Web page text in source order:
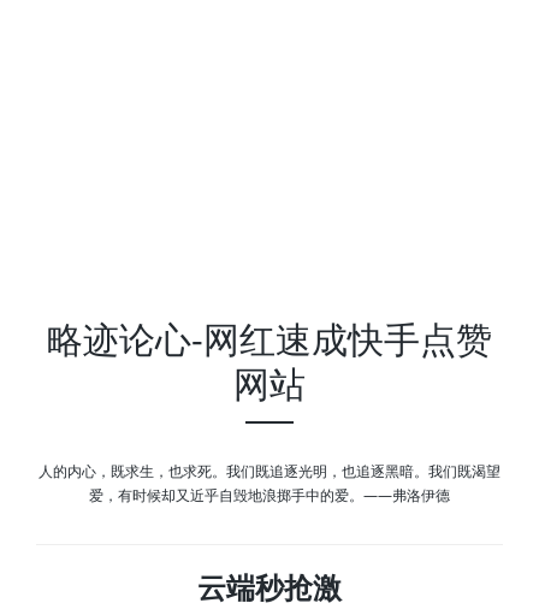
略迹论心-网红速成快手点赞
网站
人的内心，既求生，也求死。我们既追逐光明，也追逐黑暗。我们既渴望
爱，有时候却又近乎自毁地浪掷手中的爱。——弗洛伊德
云端秒抢激